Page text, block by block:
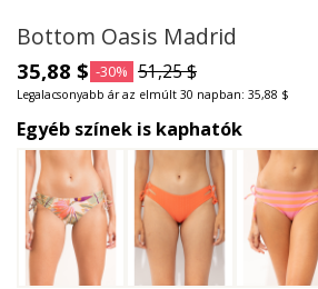
Bottom Oasis Madrid
35,88 $ -30% 51,25 $
Legalacsonyabb ár az elmúlt 30 napban: 35,88 $
Egyéb színek is kaphatók